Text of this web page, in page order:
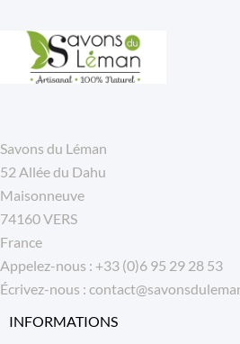
Savons du Léman
52 Allée du Dahu
Maisonneuve
74160 VERS
France
Appelez-nous : +33 (0)6 95 29 28 53
Écrivez-nous :
INFORMATIONS